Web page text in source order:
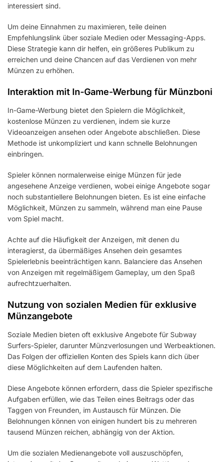
interessiert sind.
Um deine Einnahmen zu maximieren, teile deinen
Empfehlungslink über soziale Medien oder Messaging-Apps.
Diese Strategie kann dir helfen, ein größeres Publikum zu
erreichen und deine Chancen auf das Verdienen von mehr
Münzen zu erhöhen.
Interaktion mit In-Game-Werbung für Münzboni
In-Game-Werbung bietet den Spielern die Möglichkeit,
kostenlose Münzen zu verdienen, indem sie kurze
Videoanzeigen ansehen oder Angebote abschließen. Diese
Methode ist unkompliziert und kann schnelle Belohnungen
einbringen.
Spieler können normalerweise einige Münzen für jede
angesehene Anzeige verdienen, wobei einige Angebote sogar
noch substantiellere Belohnungen bieten. Es ist eine einfache
Möglichkeit, Münzen zu sammeln, während man eine Pause
vom Spiel macht.
Achte auf die Häufigkeit der Anzeigen, mit denen du
interagierst, da übermäßiges Ansehen dein gesamtes
Spielerlebnis beeinträchtigen kann. Balanciere das Ansehen
von Anzeigen mit regelmäßigem Gameplay, um den Spaß
aufrechtzuerhalten.
Nutzung von sozialen Medien für exklusive
Münzangebote
Soziale Medien bieten oft exklusive Angebote für Subway
Surfers-Spieler, darunter Münzverlosungen und Werbeaktionen.
Das Folgen der offiziellen Konten des Spiels kann dich über
diese Möglichkeiten auf dem Laufenden halten.
Diese Angebote können erfordern, dass die Spieler spezifische
Aufgaben erfüllen, wie das Teilen eines Beitrags oder das
Taggen von Freunden, im Austausch für Münzen. Die
Belohnungen können von einigen hundert bis zu mehreren
tausend Münzen reichen, abhängig von der Aktion.
Um die sozialen Medienangebote voll auszuschöpfen,